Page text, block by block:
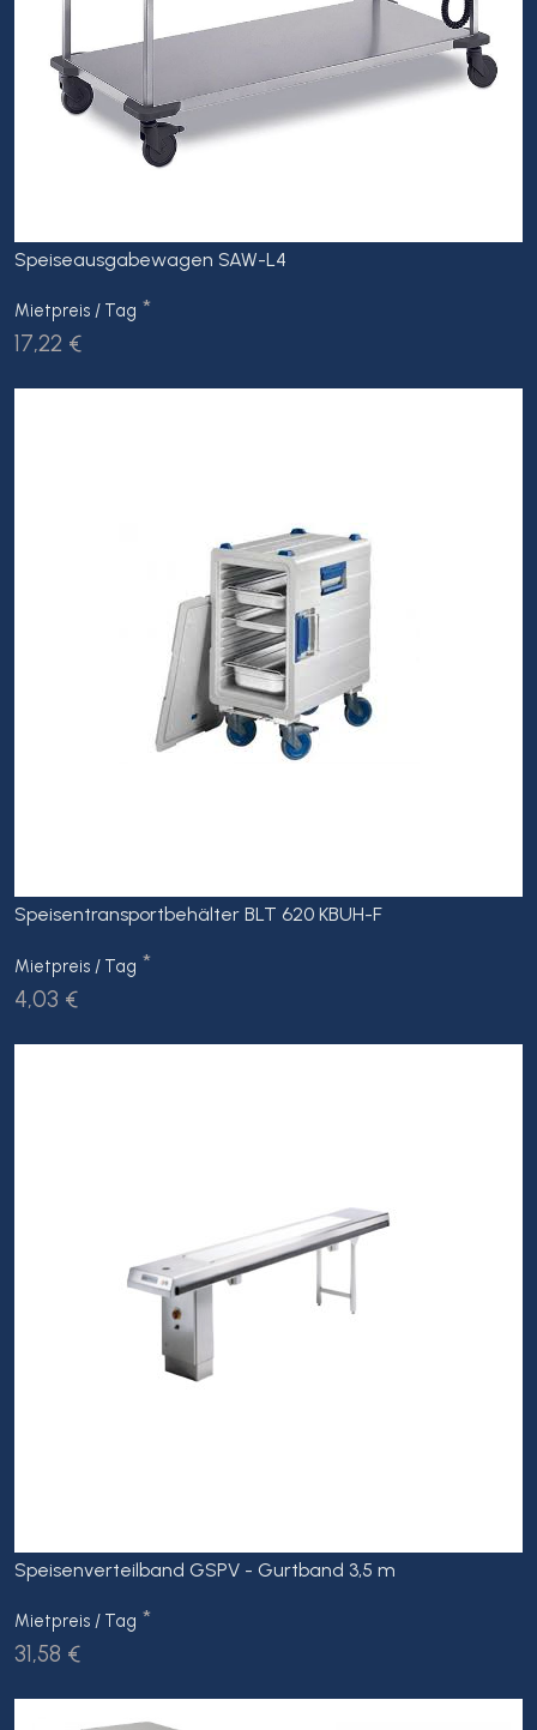
Speiseausgabewagen SAW-L4
Mietpreis / Tag *
17,22 €
Speisentransportbehälter BLT 620 KBUH-F
Mietpreis / Tag *
4,03 €
Speisenverteilband GSPV - Gurtband 3,5 m
Mietpreis / Tag *
31,58 €